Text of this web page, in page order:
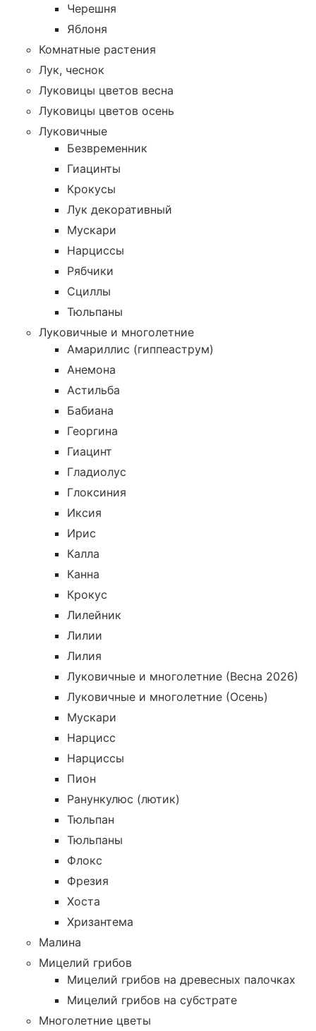
Черешня
Яблоня
Комнатные растения
Лук, чеснок
Луковицы цветов весна
Луковицы цветов осень
Луковичные
Безвременник
Гиацинты
Крокусы
Лук декоративный
Мускари
Нарциссы
Рябчики
Сциллы
Тюльпаны
Луковичные и многолетние
Амариллис (гиппеаструм)
Анемона
Астильба
Бабиана
Георгина
Гиацинт
Гладиолус
Глоксиния
Иксия
Ирис
Калла
Канна
Крокус
Лилейник
Лилии
Лилия
Луковичные и многолетние (Весна 2026)
Луковичные и многолетние (Осень)
Мускари
Нарцисс
Нарциссы
Пион
Ранункулюс (лютик)
Тюльпан
Тюльпаны
Флокс
Фрезия
Хоста
Хризантема
Малина
Мицелий грибов
Мицелий грибов на древесных палочках
Мицелий грибов на субстрате
Многолетние цветы